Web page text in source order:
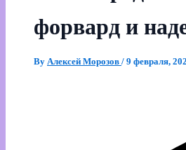
форвард и
By Алексей Морозов / 9 февраля,